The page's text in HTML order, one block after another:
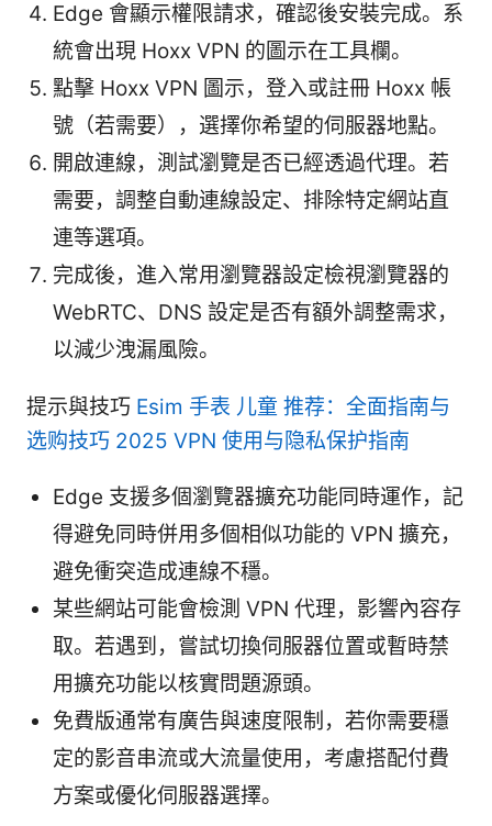
Edge 會顯示權限請求，確認後安裝完成。系
統會出現 Hoxx VPN 的圖示在工具欄。
點擊 Hoxx VPN 圖示，登入或註冊 Hoxx 帳
號（若需要），選擇你希望的伺服器地點。
開啟連線，測試瀏覽是否已經透過代理。若
需要，調整自動連線設定、排除特定網站直
連等選項。
完成後，進入常用瀏覽器設定檢視瀏覽器的
WebRTC、DNS 設定是否有額外調整需求，
以減少洩漏風險。
提示與技巧 Esim 手表 儿童 推荐：全面指南与
选购技巧 2025 VPN 使用与隐私保护指南
Edge 支援多個瀏覽器擴充功能同時運作，記
得避免同時併用多個相似功能的 VPN 擴充，
避免衝突造成連線不穩。
某些網站可能會檢測 VPN 代理，影響內容存
取。若遇到，嘗試切換伺服器位置或暫時禁
用擴充功能以核實問題源頭。
免費版通常有廣告與速度限制，若你需要穩
定的影音串流或大流量使用，考慮搭配付費
方案或優化伺服器選擇。